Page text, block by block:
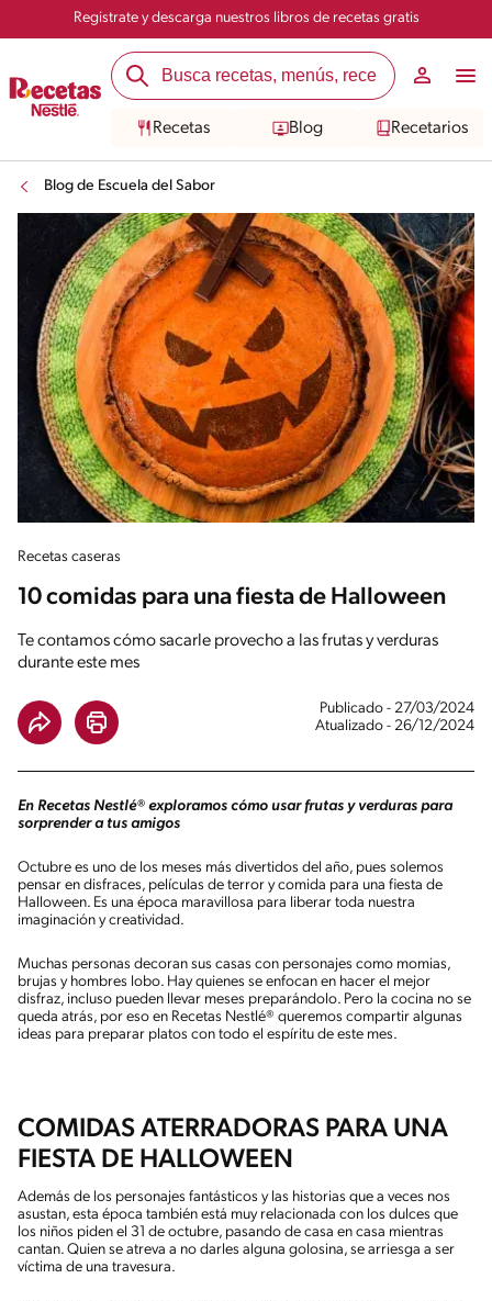
Registrate y descarga nuestros libros de recetas gratis
Recetas Blog Recetarios
Blog de Escuela del Sabor
Recetas caseras
10 comidas para una fiesta de Halloween
Te contamos cómo sacarle provecho a las frutas y verduras
durante este mes
Publicado - 27/03/2024
Atualizado - 26/12/2024
En Recetas Nestlé® exploramos cómo usar frutas y verduras para
sorprender a tus amigos
Octubre es uno de los meses más divertidos del año, pues solemos
pensar en disfraces, películas de terror y comida para una fiesta de
Halloween. Es una época maravillosa para liberar toda nuestra
imaginación y creatividad.
Muchas personas decoran sus casas con personajes como momias,
brujas y hombres lobo. Hay quienes se enfocan en hacer el mejor
disfraz, incluso pueden llevar meses preparándolo. Pero la cocina no se
queda atrás, por eso en Recetas Nestlé® queremos compartir algunas
ideas para preparar platos con todo el espíritu de este mes.
COMIDAS ATERRADORAS PARA UNA
FIESTA DE HALLOWEEN
Además de los personajes fantásticos y las historias que a veces nos
asustan, esta época también está muy relacionada con los dulces que
los niños piden el 31 de octubre, pasando de casa en casa mientras
cantan. Quien se atreva a no darles alguna golosina, se arriesga a ser
víctima de una travesura.